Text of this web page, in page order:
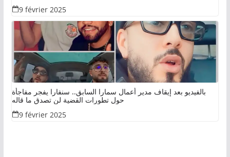
9 février 2025
بالفيديو بعد إيقاف مدير أعمال سمارا السابق.. سنفارا يفجر مفاجأة
حول تطورات القضية لن تصدق ما قاله
9 février 2025